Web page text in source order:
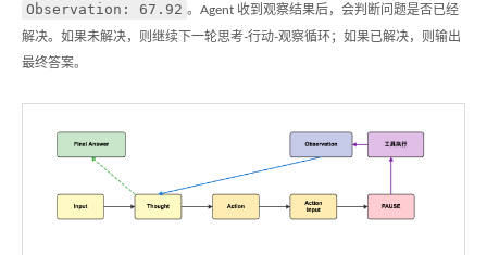
Observation: 67.92 。Agent 收到观察结果后，会判断问题是否已经
解决。如果未解决，则继续下一轮思考-行动-观察循环；如果已解决，则输出
最终答案。